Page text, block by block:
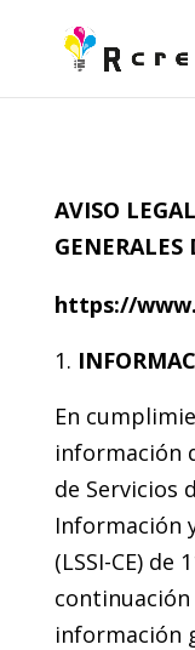
AVISO
GENERALES
https://
En
información
de Servicios
Información
(LSSI-CE)
información